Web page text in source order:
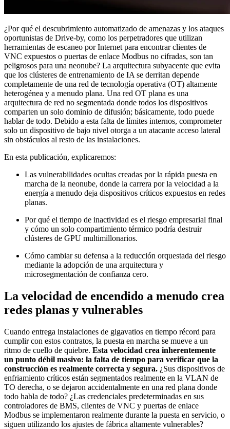
¿Por qué el descubrimiento automatizado de amenazas y los ataques
oportunistas de Drive-by, como los perpetradores que utilizan
herramientas de escaneo por Internet para encontrar clientes de
VNC expuestos o puertas de enlace Modbus no cifradas, son tan
peligrosos para una neonube? La arquitectura subyacente que evita
que los clústeres de entrenamiento de IA se derritan depende
completamente de una red de tecnología operativa (OT) altamente
heterogénea y a menudo plana. Una red OT plana es una
arquitectura de red no segmentada donde todos los dispositivos
comparten un solo dominio de difusión; básicamente, todo puede
hablar de todo. Debido a esta falta de límites internos, comprometer
solo un dispositivo de bajo nivel otorga a un atacante acceso lateral
sin obstáculos al resto de las instalaciones.
En esta publicación, explicaremos:
Las vulnerabilidades ocultas creadas por la rápida puesta en
marcha de la neonube, donde la carrera por la velocidad a la
energía a menudo deja dispositivos críticos expuestos en redes
planas.
Por qué el tiempo de inactividad es el riesgo empresarial final
y cómo un solo compartimiento térmico podría destruir
clústeres de GPU multimillonarios.
Cómo cambiar su defensa a la reducción orquestada del riesgo
mediante la adopción de una arquitectura y
microsegmentación de confianza cero.
La velocidad de encendido a menudo crea
redes planas y vulnerables
Cuando entrega instalaciones de gigavatios en tiempo récord para
cumplir con estos contratos, la puesta en marcha se mueve a un
ritmo de cuello de quiebre. Esta velocidad crea inherentemente
un punto débil masivo: la falta de tiempo para verificar que la
construcción es realmente correcta y segura. ¿Sus dispositivos de
enfriamiento críticos están segmentados realmente en la VLAN de
TO derecha, o se dejaron accidentalmente en una red plana donde
todo habla de todo? ¿Las credenciales predeterminadas en sus
controladores de BMS, clientes de VNC y puertas de enlace
Modbus se implementaron realmente durante la puesta en servicio, o
siguen utilizando los ajustes de fábrica altamente vulnerables?